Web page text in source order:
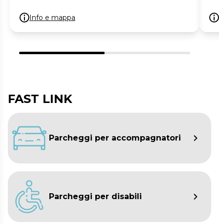
Info e mappa
FAST LINK
Parcheggi per accompagnatori
Parcheggi per disabili